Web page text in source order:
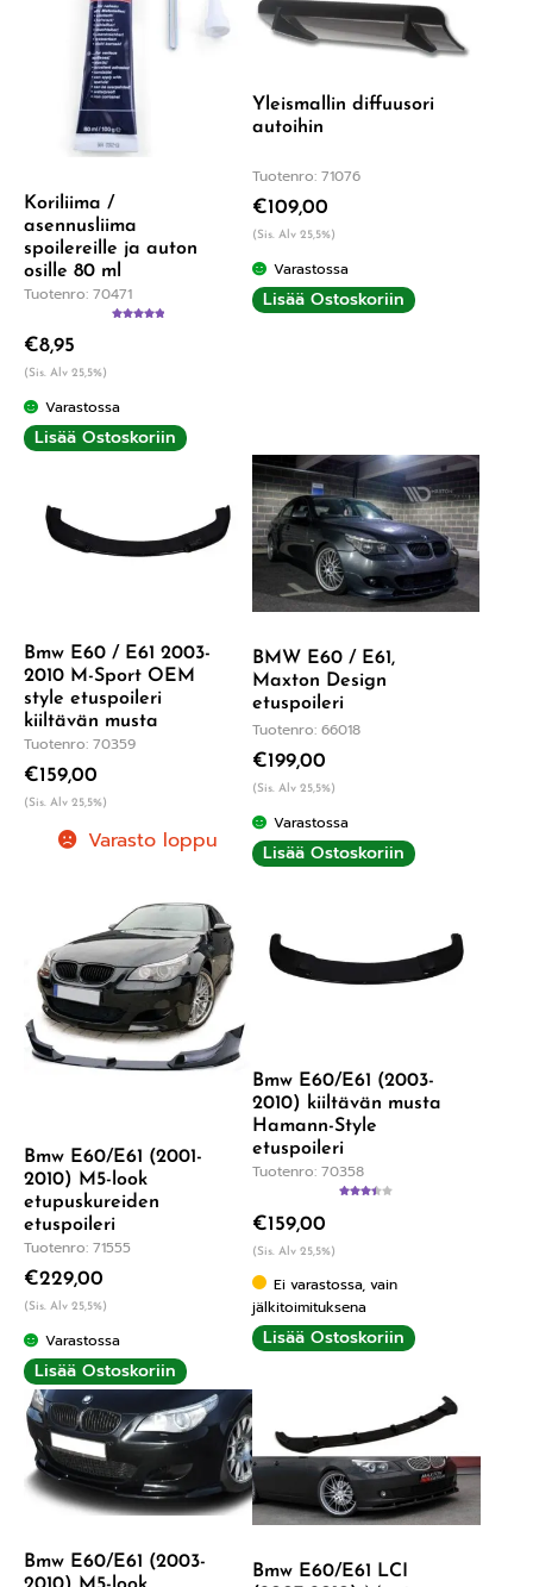
Koriliima /
asennusliima
spoilereille ja auton
osille 80 ml
Tuotenro: 70471
€8,95
(Sis. Alv 25,5%)
Varastossa
Lisää Ostoskoriin
Yleismallin diffuusori
autoihin
Tuotenro: 71076
€109,00
(Sis. Alv 25,5%)
Varastossa
Lisää Ostoskoriin
Bmw E60 / E61 2003-
2010 M-Sport OEM
style etuspoileri
kiiltävän musta
Tuotenro: 70359
€159,00
(Sis. Alv 25,5%)
Varasto loppu
BMW E60 / E61,
Maxton Design
etuspoileri
Tuotenro: 66018
€199,00
(Sis. Alv 25,5%)
Varastossa
Lisää Ostoskoriin
Bmw E60/E61 (2001-
2010) M5-look
etupuskureiden
etuspoileri
Tuotenro: 71555
€229,00
(Sis. Alv 25,5%)
Varastossa
Lisää Ostoskoriin
Bmw E60/E61 (2003-
2010) kiiltävän musta
Hamann-Style
etuspoileri
Tuotenro: 70358
€159,00
(Sis. Alv 25,5%)
Ei varastossa, vain
jälkitoimituksena
Lisää Ostoskoriin
Bmw E60/E61 (2003-
Bmw E60/E61 LCI